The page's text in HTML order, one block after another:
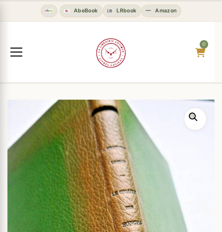
AbeBook LRbook Amazon
0